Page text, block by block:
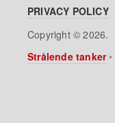
PRIVACY POLICY
Copyright © 2026.
Strålende tanker•